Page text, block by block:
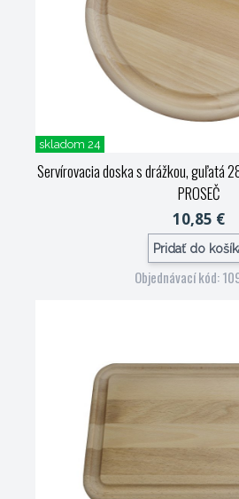
skladom 24
Servírovacia doska s drážkou, guľatá
PROSEČ
10,85 €
Pridať do
Objednávací kód: